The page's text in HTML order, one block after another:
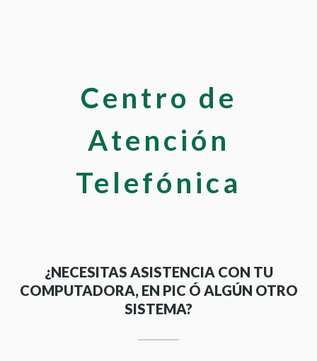
Centro de
Atención
Telefónica
¿NECESITAS ASISTENCIA CON TU
COMPUTADORA, EN PIC Ó ALGÚN OTRO
SISTEMA?